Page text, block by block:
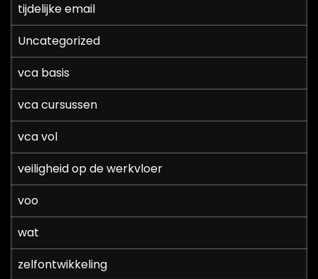
tijdelijke email
Uncategorized
vca basis
vca cursussen
vca vol
veiligheid op de werkvloer
voo
wat
zelfontwikkeling